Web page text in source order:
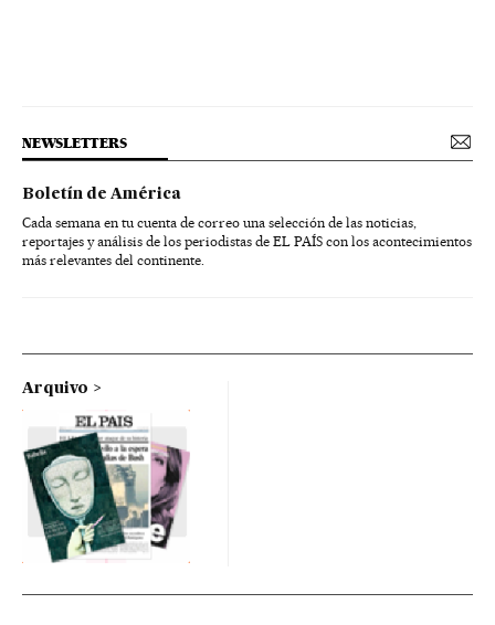
NEWSLETTERS
Boletín de América
Cada semana en tu cuenta de correo una selección de las noticias,
reportajes y análisis de los periodistas de EL PAÍS con los acontecimientos
más relevantes del continente.
Arquivo